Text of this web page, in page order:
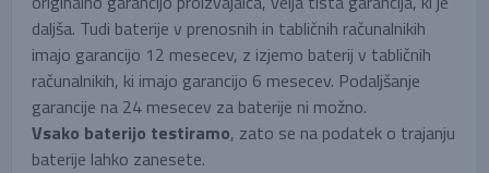
daljša. Tudi baterije v prenosnih in tabličnih računalnikih
imajo garancijo 12 mesecev, z izjemo baterij v tabličnih
računalnikih, ki imajo garancijo 6 mesecev. Podaljšanje
garancije na 24 mesecev za baterije ni možno.
Vsako baterijo testiramo, zato se na podatek o trajanju
baterije lahko zanesete.